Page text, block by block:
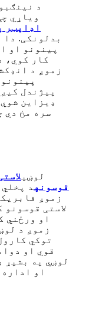
د
ویاړي
اډاپټر
بدلونکی.
پینونو او
کار کوي،
زموږ د
پیژندل
ډیزاین
سره مخ دي
Ningbo Xianghai د پخلنځي Co.، Ltd. لوښي
قوسونهد
زموږ
لاستی
او ورځني
زموږ د
توکي
قوي او
لوښي په بشپړ
او